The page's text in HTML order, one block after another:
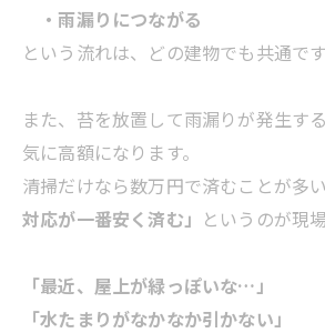
・雨漏りにつながる
という流れは、どの建物でも共通です
また、苔を放置して雨漏りが発生す
気に高額になります。
清掃だけなら数万円で済むことが多
対応が一番安く済む」 というのが現
「最近、屋上が緑っぽいな…」
「水たまりがなかなか引かない」